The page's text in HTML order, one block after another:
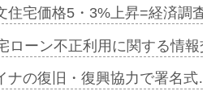
住宅価格5・3%上昇=経済調
ローン不正利用に関する情
ナの復旧・復興協力で署名